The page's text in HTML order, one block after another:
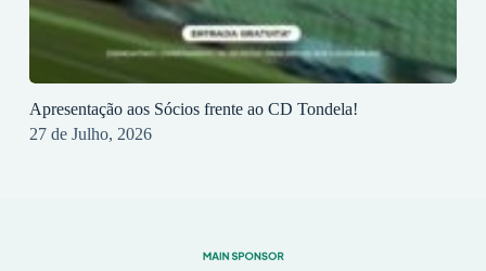
Apresentação aos Sócios frente ao CD Tondela!
27 de Julho, 2026